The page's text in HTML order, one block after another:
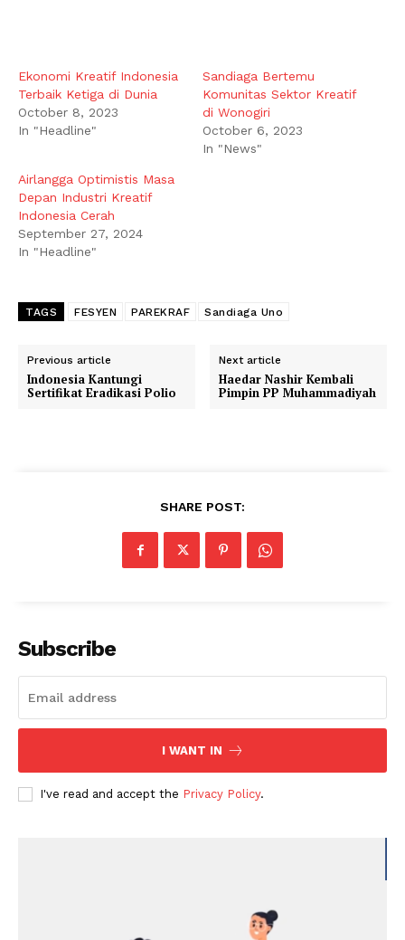
Ekonomi Kreatif Indonesia
Terbaik Ketiga di Dunia
October 8, 2023
In "Headline"
Sandiaga Bertemu
Komunitas Sektor Kreatif
di Wonogiri
October 6, 2023
In "News"
Airlangga Optimistis Masa
Depan Industri Kreatif
Indonesia Cerah
September 27, 2024
In "Headline"
TAGS FESYEN PAREKRAF Sandiaga Uno
Previous article
Indonesia Kantungi
Sertifikat Eradikasi Polio
Next article
Haedar Nashir Kembali
Pimpin PP Muhammadiyah
SHARE POST:
Subscribe
I WANT IN
I've read and accept the Privacy Policy.